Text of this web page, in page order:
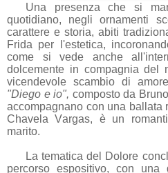
Una presenza che si
quotidiano, negli ornamenti
carattere e storia, abiti
Frida per l'estetica,
come si vede anche
dolcemente in compagnia del
vicendevole scambio di
"Diego e io", composto da
accompagnano con una ballata
Chavela Vargas, è un
marito.
La tematica del Dolore
percorso espositivo, con